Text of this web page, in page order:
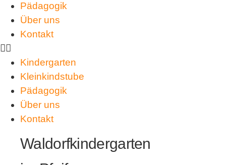
Pädagogik
Über uns
Kontakt
Kindergarten
Kleinkindstube
Pädagogik
Über uns
Kontakt
Waldorfkindergarten